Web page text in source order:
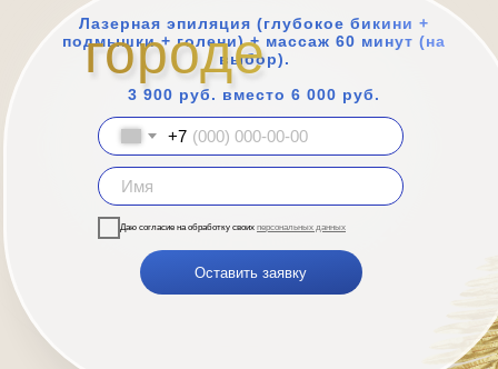
+7
Даю согласие на обработку своих персональных данных
Оставить заявку
Лазерная эпиляция (глубокое бикини +
подмышки + голени) + массаж 60 минут (на
выбор).
3 900 руб. вместо 6 000 руб.
городе
городе